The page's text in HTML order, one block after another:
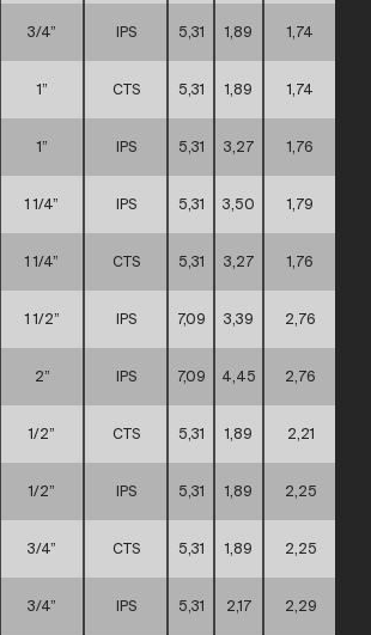
3/4” IPS 5,31 1,89 1,74
1” CTS 5,31 1,89 1,74
1” IPS 5,31 3,27 1,76
1 1/4” IPS 5,31 3,50 1,79
1 1/4” CTS 5,31 3,27 1,76
1 1/2” IPS 7,09 3,39 2,76
2” IPS 7,09 4,45 2,76
1/2” CTS 5,31 1,89 2,21
1/2” IPS 5,31 1,89 2,25
3/4” CTS 5,31 1,89 2,25
3/4” IPS 5,31 2,17 2,29